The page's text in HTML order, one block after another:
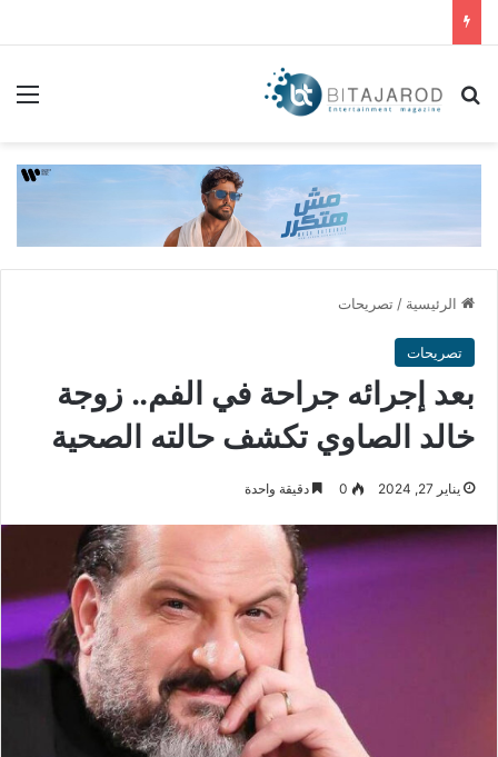
بحث عن
الرئيسية / تصريحات
تصريحات
بعد إجرائه جراحة في الفم.. زوجة
خالد الصاوي تكشف حالته الصحية
يناير 27, 2024 0 دقيقة واحدة